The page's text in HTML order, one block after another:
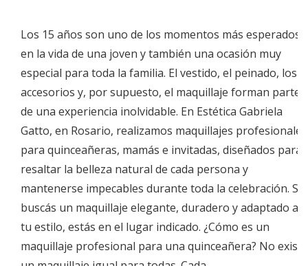
29
Los 15 años son uno de los momentos más esperados
en la vida de una joven y también una ocasión muy
especial para toda la familia. El vestido, el peinado, los
accesorios y, por supuesto, el maquillaje forman parte
de una experiencia inolvidable. En Estética Gabriela
Gatto, en Rosario, realizamos maquillajes profesionales
para quinceañeras, mamás e invitadas, diseñados para
resaltar la belleza natural de cada persona y
mantenerse impecables durante toda la celebración. Si
buscás un maquillaje elegante, duradero y adaptado a
tu estilo, estás en el lugar indicado. ¿Cómo es un
maquillaje profesional para una quinceañera? No existe